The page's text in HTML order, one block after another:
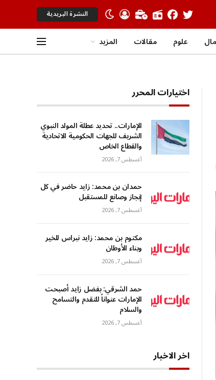
النشرة البريدية
علوم مقالات المزيد
اختيارات المحرر
الإمارات.. تحديد عطلة المولد النبوي
الشريف للجهات الحكومية الاتحادية
والقطاع الخاص
أغسطس 7, 2026
حمدان بن محمد: زايد حاضر في كل
إنجاز وصانع للمستقبل
أغسطس 7, 2026
مكتوم بن محمد: زايد نبراس للخير
وبناء الأوطان
أغسطس 7, 2026
حمد الشرقي: بفضل زايد أصبحت
الإمارات عنواناً للتقدم والتسامح
والسلام
أغسطس 7, 2026
اخر الاخبار